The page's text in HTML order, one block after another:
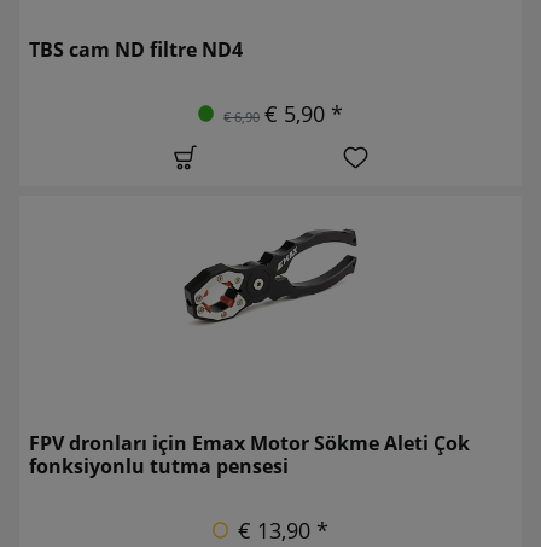
TBS cam ND filtre ND4
€ 6,90 € 5,90 *
FPV dronları için Emax Motor Sökme Aleti Çok
fonksiyonlu tutma pensesi
€ 13,90 *